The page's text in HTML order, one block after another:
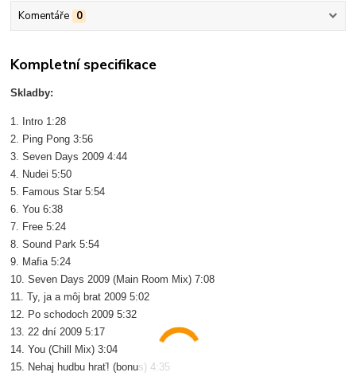
Komentáře 0
Kompletní specifikace
Skladby:
1. Intro 1:28
2. Ping Pong 3:56
3. Seven Days 2009 4:44
4. Nudei 5:50
5. Famous Star 5:54
6. You 6:38
7. Free 5:24
8. Sound Park 5:54
9. Mafia 5:24
10. Seven Days 2009 (Main Room Mix) 7:08
11. Ty, ja a môj brat 2009 5:02
12. Po schodoch 2009 5:32
13. 22 dní 2009 5:17
14. You (Chill Mix) 3:04
15. Nehaj hudbu hrať! (bonus) 4:35